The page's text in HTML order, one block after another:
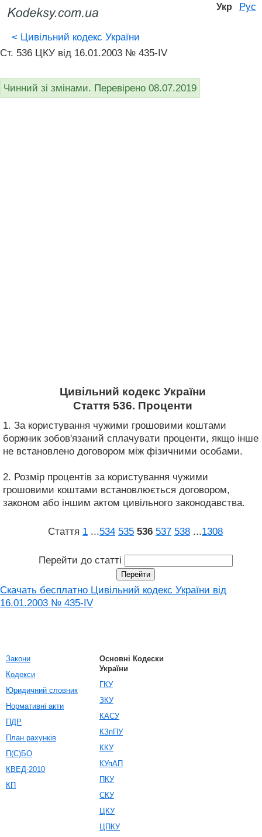
Укр Рус
< Цивільний кодекс України
Ст. 536 ЦКУ від 16.01.2003 № 435-IV
Чинний зі змінами. Перевірено 08.07.2019
Цивільний кодекс України
Стаття 536. Проценти
1. За користування чужими грошовими коштами
боржник зобов'язаний сплачувати проценти, якщо інше
не встановлено договором між фізичними особами.
2. Розмір процентів за користування чужими
грошовими коштами встановлюється договором,
законом або іншим актом цивільного законодавства.
Стаття 1 ...534 535 536 537 538 ...1308
Перейти до статті
Скачать бесплатно Цивільний кодекс України від
16.01.2003 № 435-IV
Закони
Кодекси
Юридичний словник
Нормативні акти
ПДР
План рахунків
П(С)БО
КВЕД-2010
КП
Основні Кодески
України
ГКУ
ЗКУ
КАСУ
КЗпПУ
ККУ
КУпАП
ПКУ
СКУ
ЦКУ
ЦПКУ